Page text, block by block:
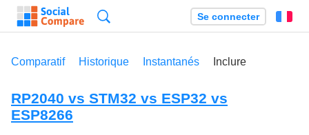
Se connecter
Comparatif Historique Instantanés Inclure
RP2040 vs STM32 vs ESP32 vs
ESP8266